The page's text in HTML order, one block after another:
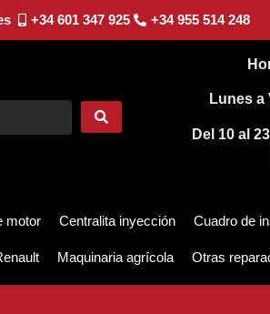
+34 601 347 925 +34 955 514 248
Lunes a
Del 10 al
motor Centralita inyección Cuadro de
Maquinaria agrícola Otras